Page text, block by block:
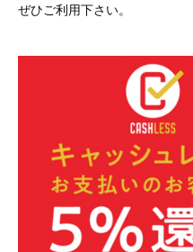
ぜひご利用下さい。